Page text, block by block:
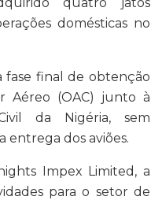
domésticas no
final de obtenção
Aéreo (OAC) junto à
da Nigéria, sem
entrega dos aviões.
Impex Limited, a
para o setor de